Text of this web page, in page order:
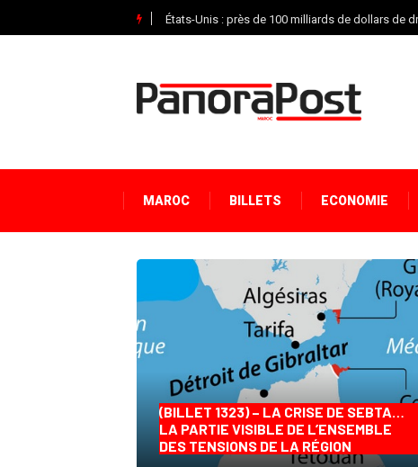
États-Unis : près de 100 milliards de dollars de
MAROC BILLETS ECONOMIE
(BILLET 1323) – LA CRISE DE SEBTA…
LA PARTIE VISIBLE DE L’ENSEMBLE
DES TENSIONS DE LA RÉGION